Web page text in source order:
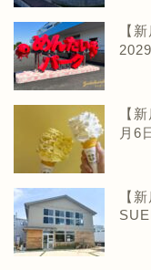
【
【
月6
【